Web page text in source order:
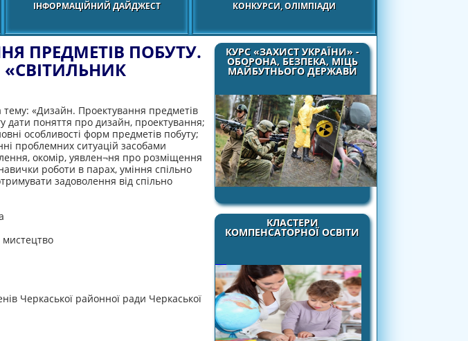
ІНФОРМАЦІЙНИЙ ДАЙДЖЕСТ КОНКУРСИ, ОЛІМПІАДИ
КУРС «ЗАХИСТ УКРАЇНИ» -
ОБОРОНА, БЕЗПЕКА, МІЦЬ
МАЙБУТНЬОГО ДЕРЖАВИ
КЛАСТЕРИ
КОМПЕНСАТОРНОЇ ОСВІТИ
ПРЕДМЕТІВ ПОБУТУ.
тему: «Дизайн. Проектування предметів
дати поняття про дизайн, проектування;
особливості форм предметів побуту;
проблемних ситуацій засобами
окомір, уявлен¬ня про розміщення
роботи в парах, уміння спільно
задоволення від спільно
Черкаської районної ради Черкаської